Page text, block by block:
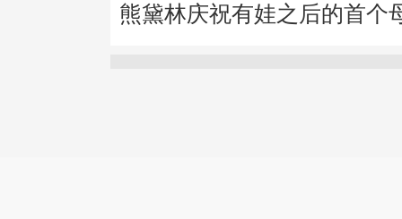
熊黛林庆祝有娃之后的首个